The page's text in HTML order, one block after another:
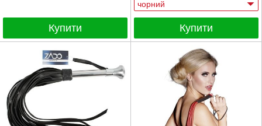
Купити Купити